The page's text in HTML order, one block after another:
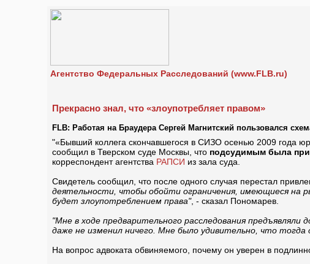
Агентство Федеральных Расследований (www.FLB.ru)
Прекрасно знал, что «злоупотребляет правом»
FLB: Работая на Браудера Сергей Магнитский пользовался
"«Бывший коллега скончавшегося в СИЗО осенью 2009 года
сообщил в Тверском суде Москвы, что подсудимым была
корреспондент агентства РАПСИ из зала суда.
Свидетель сообщил, что после одного случая перестал
деятельности, чтобы обойти ограничения, имеющиеся на
будет злоупотреблением права", - сказал Пономарев.
"Мне в ходе предварительного расследования
даже не изменил ничего. Мне было удивительно, что
На вопрос адвоката обвиняемого, почему он уверен в